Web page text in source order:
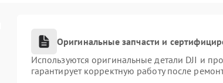
Оригинальные запчасти и
Используются оригинальные детали DJI и
гарантирует корректную работу после